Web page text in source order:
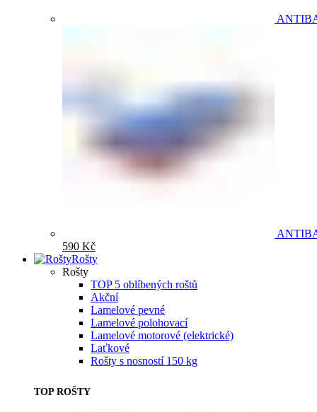
590 Kč
Rošty
Rošty
TOP 5 oblíbených roštů
Akční
Lamelové pevné
Lamelové polohovací
Lamelové motorové (elektrické)
Laťkové
Rošty s nosností 150 kg
TOP ROŠTY